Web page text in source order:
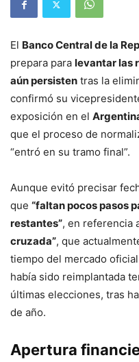
El Banco Central de la
prepara para levantar las
aún persisten tras la
confirmó su
exposición en el
que el proceso de
“entró en su tramo final”.
Aunque evitó precisar
que “faltan pocos pasos
restantes”, en referencia
cruzada”, que
tiempo del mercado
había sido reimplantada
últimas elecciones, tras
de año.
Apertura